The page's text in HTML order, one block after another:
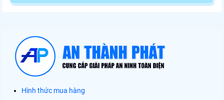
Hình thức mua hàng